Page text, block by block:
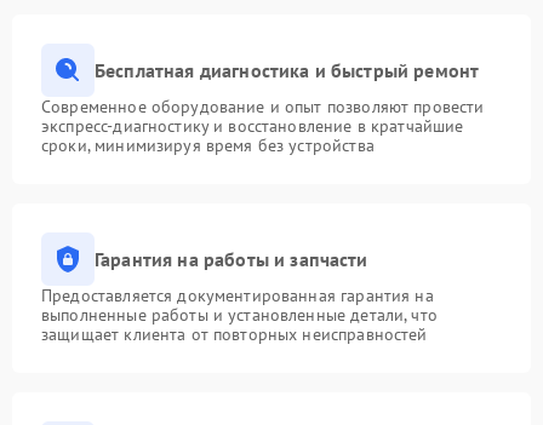
Бесплатная диагностика и быстрый ремонт
Современное оборудование и опыт позволяют провести
экспресс-диагностику и восстановление в кратчайшие
сроки, минимизируя время без устройства
Гарантия на работы и запчасти
Предоставляется документированная гарантия на
выполненные работы и установленные детали, что
защищает клиента от повторных неисправностей